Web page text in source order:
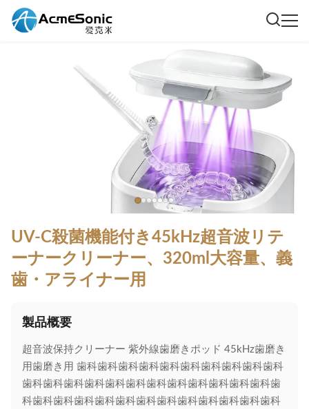
UV-C殺菌機能付き45kHz超音波リテ
ーナークリーナー、320ml大容量、義
歯・アライナー用
製品概要
超音波保持クリーナー 紫外線歯磨きポッド 45kHz歯磨き
用歯磨き用 歯科歯科歯科歯科歯科歯科歯科歯科歯科歯科
歯科歯科歯科歯科歯科歯科歯科歯科歯科歯科歯科歯科歯
科歯科歯科歯科歯科歯科歯科歯科歯科歯科歯科歯科歯科